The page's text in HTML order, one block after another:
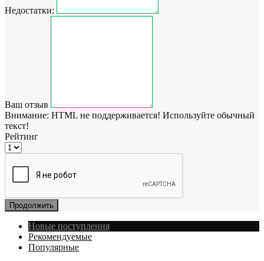
Недостатки:
Ваш отзыв
Внимание: HTML не поддерживается! Используйте обычный
текст!
Рейтинг
Продолжить
Новые поступления
Рекомендуемые
Популярные